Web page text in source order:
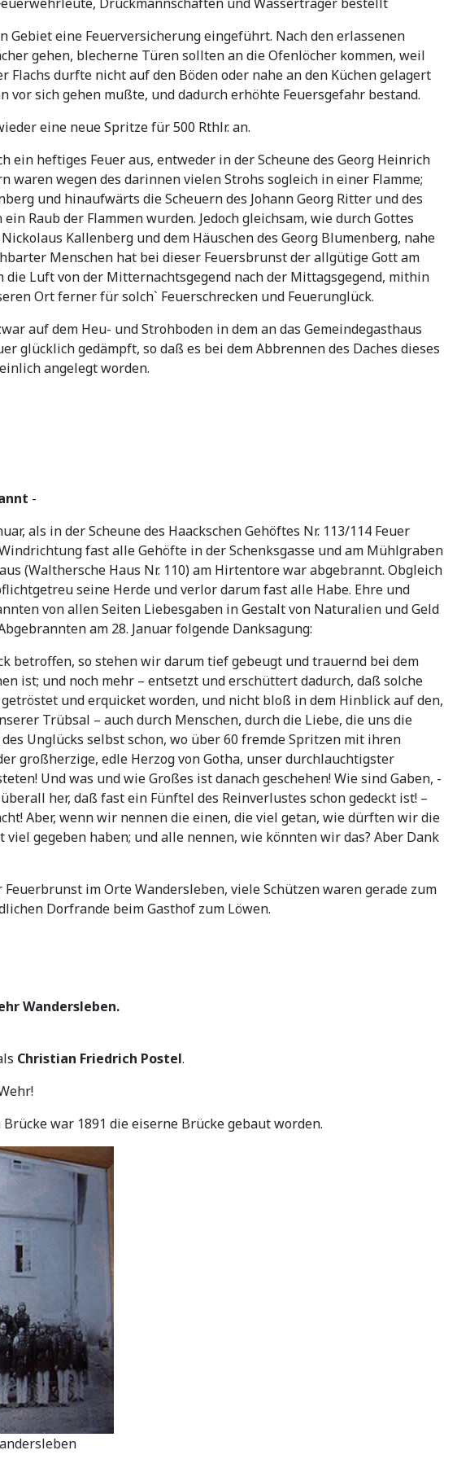
Gebiet eine Feuerversicherung eingeführt. Nach den erlassenen
gehen, blecherne Türen sollten an die Ofenlöcher kommen, weil
durfte nicht auf den Böden oder nahe an den Küchen gelagert
sich gehen mußte, und dadurch erhöhte Feuersgefahr bestand.
eine neue Spritze für 500 Rthlr. an.
ein heftiges Feuer aus, entweder in der Scheune des Georg Heinrich
waren wegen des darinnen vielen Strohs sogleich in einer Flamme;
und hinaufwärts die Scheuern des Johann Georg Ritter und des
Raub der Flammen wurden. Jedoch gleichsam, wie durch Gottes
Kallenberg und dem Häuschen des Georg Blumenberg, nahe
Menschen hat bei dieser Feuersbrunst der allgütige Gott am
Luft von der Mitternachtsgegend nach der Mittagsgegend, mithin
Ort ferner für solch` Feuerschrecken und Feuerunglück.
auf dem Heu- und Strohboden in dem an das Gemeindegasthaus
glücklich gedämpft, so daß es bei dem Abbrennen des Daches dieses
angelegt worden.
-
als in der Scheune des Haackschen Gehöftes Nr. 113/114 Feuer
fast alle Gehöfte in der Schenksgasse und am Mühlgraben
(Walthersche Haus Nr. 110) am Hirtentore war abgebrannt. Obgleich
seine Herde und verlor darum fast alle Habe. Ehre und
von allen Seiten Liebesgaben in Gestalt von Naturalien und Geld
am 28. Januar folgende Danksagung:
betroffen, so stehen wir darum tief gebeugt und trauernd bei dem
ist; und noch mehr – entsetzt und erschüttert dadurch, daß solche
und erquicket worden, und nicht bloß in dem Hinblick auf den,
Trübsal – auch durch Menschen, durch die Liebe, die uns die
Unglücks selbst schon, wo über 60 fremde Spritzen mit ihren
großherzige, edle Herzog von Gotha, unser durchlauchtigster
Und was und wie Großes ist danach geschehen! Wie sind Gaben, -
her, daß fast ein Fünftel des Reinverlustes schon gedeckt ist! –
Aber, wenn wir nennen die einen, die viel getan, wie dürften wir die
gegeben haben; und alle nennen, wie könnten wir das? Aber Dank
im Orte Wandersleben, viele Schützen waren gerade zum
Dorfrande beim Gasthof zum Löwen.
Wandersleben.
Christian Friedrich Postel.
war 1891 die eiserne Brücke gebaut worden.